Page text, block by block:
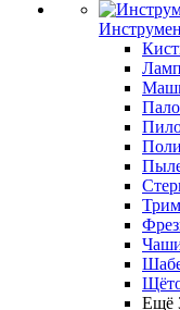
Ещё